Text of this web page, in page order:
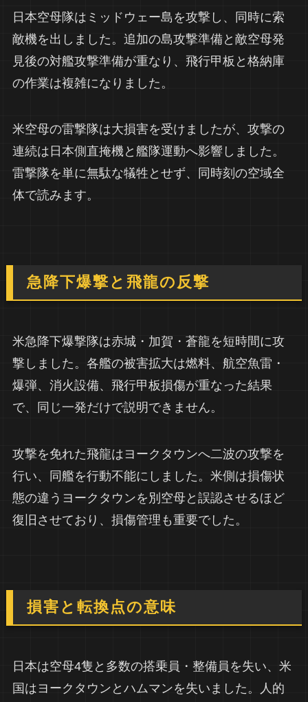
日本空母隊はミッドウェー島を攻撃し、同時に索
敵機を出しました。追加の島攻撃準備と敵空母発
見後の対艦攻撃準備が重なり、飛行甲板と格納庫
の作業は複雑になりました。
米空母の雷撃隊は大損害を受けましたが、攻撃の
連続は日本側直掩機と艦隊運動へ影響しました。
雷撃隊を単に無駄な犠牲とせず、同時刻の空域全
体で読みます。
急降下爆撃と飛龍の反撃
米急降下爆撃隊は赤城・加賀・蒼龍を短時間に攻
撃しました。各艦の被害拡大は燃料、航空魚雷・
爆弾、消火設備、飛行甲板損傷が重なった結果
で、同じ一発だけで説明できません。
攻撃を免れた飛龍はヨークタウンへ二波の攻撃を
行い、同艦を行動不能にしました。米側は損傷状
態の違うヨークタウンを別空母と誤認させるほど
復旧させており、損傷管理も重要でした。
損害と転換点の意味
日本は空母4隻と多数の搭乗員・整備員を失い、米
国はヨークタウンとハムマンを失いました。人的